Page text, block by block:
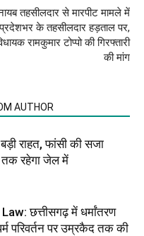
तहसीलदार से मारपीट मामले में
प्रदेशभर के तहसीलदार हड़ताल पर,
रामकुमार टोप्पो की गिरफ्तारी
की मांग
AUTHOR
राहत, फांसी की सजा
रहेगा जेल में
छत्तीसगढ़ में धर्मांतरण
परिवर्तन पर उम्रकैद तक की